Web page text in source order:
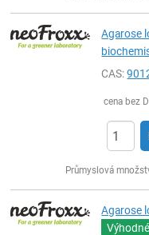
Agarose
CAS:
cena bez
Průmyslová
Agarose